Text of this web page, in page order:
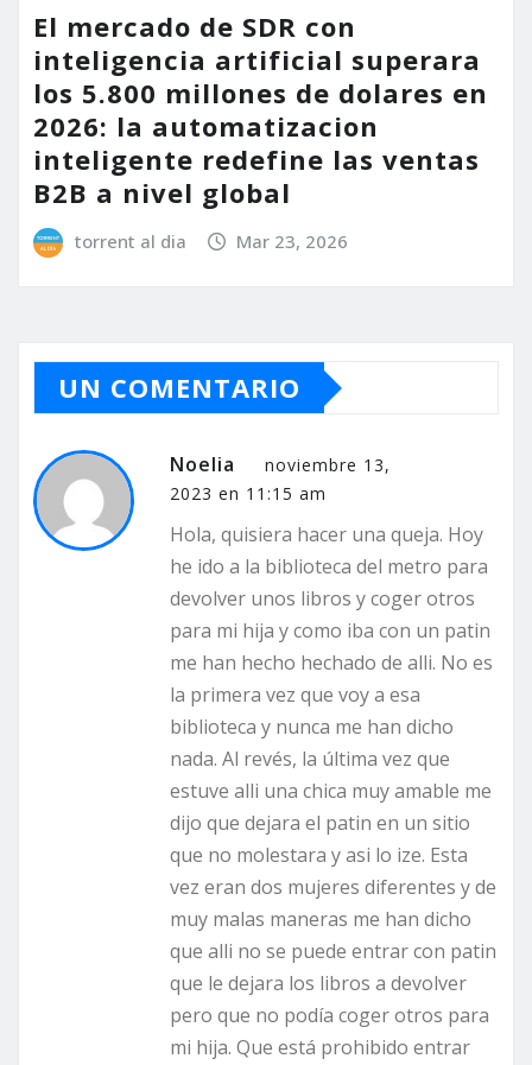
El mercado de SDR con
inteligencia artificial superara
los 5.800 millones de dolares en
2026: la automatizacion
inteligente redefine las ventas
B2B a nivel global
torrent al dia Mar 23, 2026
UN COMENTARIO
Noelia
noviembre 13,
2023 en 11:15 am
Hola, quisiera hacer una queja. Hoy
he ido a la biblioteca del metro para
devolver unos libros y coger otros
para mi hija y como iba con un patin
me han hecho hechado de alli. No es
la primera vez que voy a esa
biblioteca y nunca me han dicho
nada. Al revés, la última vez que
estuve alli una chica muy amable me
dijo que dejara el patin en un sitio
que no molestara y asi lo ize. Esta
vez eran dos mujeres diferentes y de
muy malas maneras me han dicho
que alli no se puede entrar con patin
que le dejara los libros a devolver
pero que no podía coger otros para
mi hija. Que está prohibido entrar